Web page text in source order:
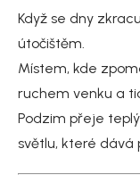
Když se dny
útočištěm.
Místem, kde
ruchem venku a
Podzim přeje
světlu, které dává